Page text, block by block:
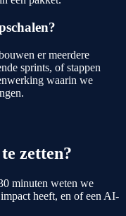
er meerdere
sprints, of stappen
waarin we
zetten?
minuten weten we
heeft, en of een AI-